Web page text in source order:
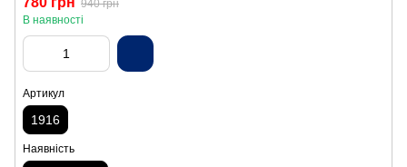
940 грн
В наявності
Артикул
1916
Наявність